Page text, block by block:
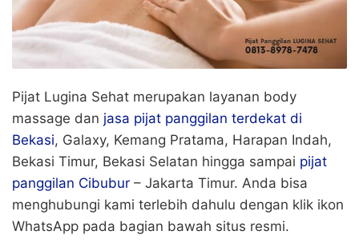
Pijat Lugina Sehat merupakan layanan body
massage dan jasa pijat panggilan terdekat di
Bekasi, Galaxy, Kemang Pratama, Harapan Indah,
Bekasi Timur, Bekasi Selatan hingga sampai pijat
panggilan Cibubur – Jakarta Timur. Anda bisa
menghubungi kami terlebih dahulu dengan klik ikon
WhatsApp pada bagian bawah situs resmi.